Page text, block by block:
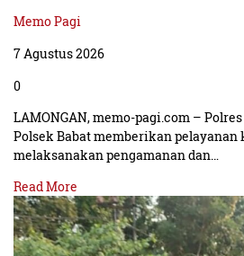
Memo Pagi
7 Agustus 2026
0
LAMONGAN, memo-pagi.com –
Polsek Babat memberikan
melaksanakan pengamanan dan…
Read More